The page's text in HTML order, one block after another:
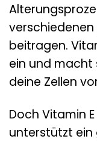
beitragen.
ein und macht
deine Zellen
Doch Vitamin
unterstützt ein